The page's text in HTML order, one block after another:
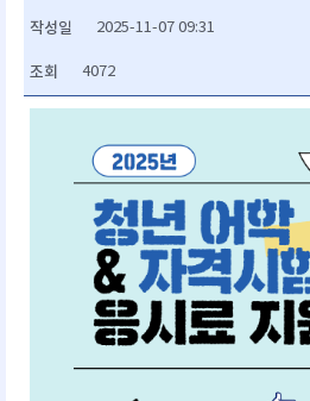
작성일 2025-11-07 09:31
조회 4072